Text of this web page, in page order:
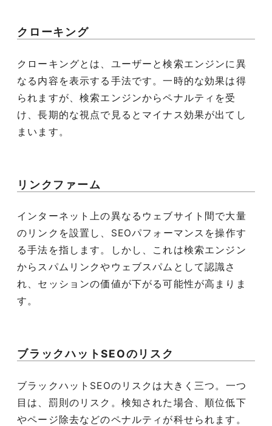
クローキング
クローキングとは、ユーザーと検索エンジンに異
なる内容を表示する手法です。一時的な効果は得
られますが、検索エンジンからペナルティを受
け、長期的な視点で見るとマイナス効果が出てし
まいます。
リンクファーム
インターネット上の異なるウェブサイト間で大量
のリンクを設置し、SEOパフォーマンスを操作す
る手法を指します。しかし、これは検索エンジン
からスパムリンクやウェブスパムとして認識さ
れ、セッションの価値が下がる可能性が高まりま
す。
ブラックハットSEOのリスク
ブラックハットSEOのリスクは大きく三つ。一つ
目は、罰則のリスク。検知された場合、順位低下
やページ除去などのペナルティが科せられます。